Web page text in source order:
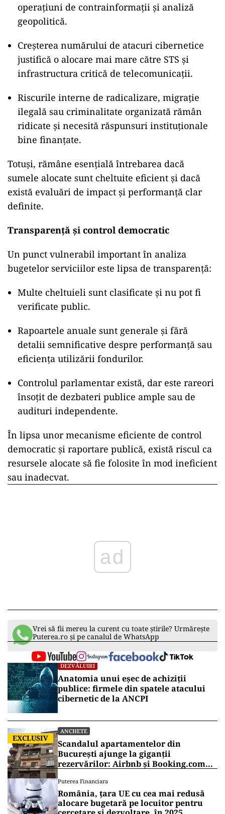
operațiuni de contrainformații și analiză
geopolitică.
Creșterea numărului de atacuri cibernetice
justifică o alocare mai mare către STS și
infrastructura critică de telecomunicații.
Riscurile interne de radicalizare, migrație
ilegală sau criminalitate organizată rămân
ridicate și necesită răspunsuri instituționale
bine finanțate.
Totuși, rămâne esențială întrebarea dacă
sumele alocate sunt cheltuite eficient și dacă
există evaluări de impact și performanță clar
definite.
Transparență și control democratic
Un punct vulnerabil important în analiza
bugetelor serviciilor este lipsa de transparență:
Multe cheltuieli sunt clasificate și nu pot fi
verificate public.
Rapoartele anuale sunt generale și fără
detalii semnificative despre performanță sau
eficiența utilizării fondurilor.
Controlul parlamentar există, dar este rareori
însoțit de dezbateri publice ample sau de
audituri independente.
În lipsa unor mecanisme eficiente de control
democratic și raportare publică, există riscul ca
resursele alocate să fie folosite în mod ineficient
sau inadecvat.
ad
Vrei să fii mereu la curent cu toate știrile? Urmărește
Puterea.ro și pe canalul de WhatsApp
DEZVĂLUIRI
Anatomia unui eșec de achiziții
publice: firmele din spatele atacului
cibernetic de la ANCPI
EXCLUSIV
ANCHETE
Scandalul apartamentelor din
București ajunge la giganții
rezervărilor: Airbnb și Booking.com
Puterea Financiara
România, țara UE cu cea mai redusă
alocare bugetară pe locuitor pentru